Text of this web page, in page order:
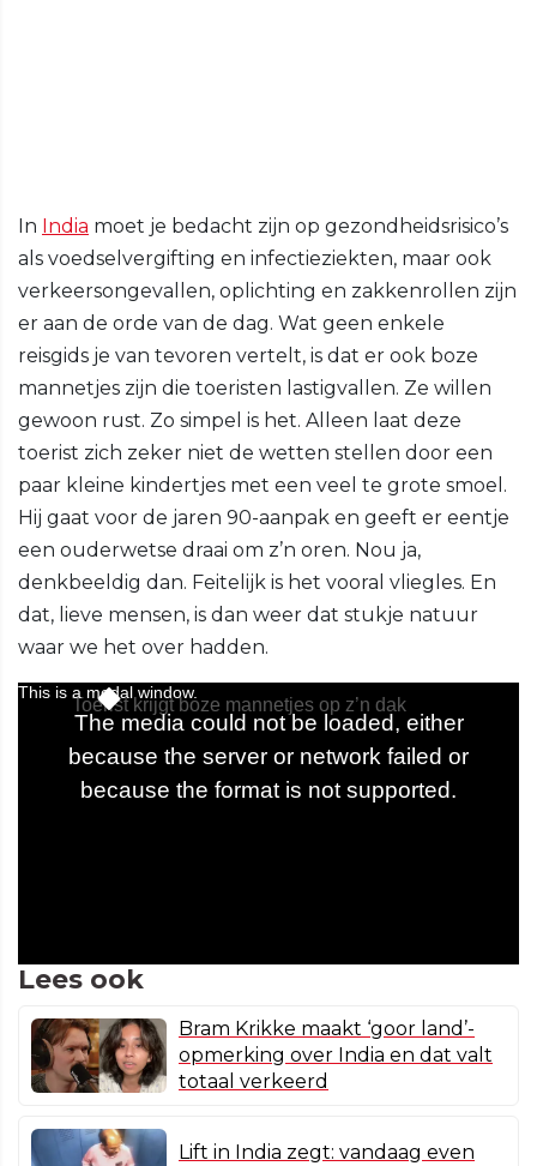
In India moet je bedacht zijn op gezondheidsrisico’s
als voedselvergifting en infectieziekten, maar ook
verkeersongevallen, oplichting en zakkenrollen zijn
er aan de orde van de dag. Wat geen enkele
reisgids je van tevoren vertelt, is dat er ook boze
mannetjes zijn die toeristen lastigvallen. Ze willen
gewoon rust. Zo simpel is het. Alleen laat deze
toerist zich zeker niet de wetten stellen door een
paar kleine kindertjes met een veel te grote smoel.
Hij gaat voor de jaren 90-aanpak en geeft er eentje
een ouderwetse draai om z’n oren. Nou ja,
denkbeeldig dan. Feitelijk is het vooral vliegles. En
dat, lieve mensen, is dan weer dat stukje natuur
waar we het over hadden.
Lees ook
Bram Krikke maakt ‘goor land’-
opmerking over India en dat valt
totaal verkeerd
Lift in India zegt: vandaag even